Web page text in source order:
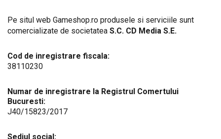
Pe situl web Gameshop.ro produsele si serviciile sunt
comercializate de societatea S.C. CD Media S.E.
Cod de inregistrare fiscala:
38110230
Numar de inregistrare la Registrul Comertului
Bucuresti:
J40/15823/2017
Sediul social: